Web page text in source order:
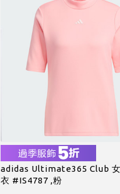
adidas Ultimate365 Club
衣 #IS4787 ,粉